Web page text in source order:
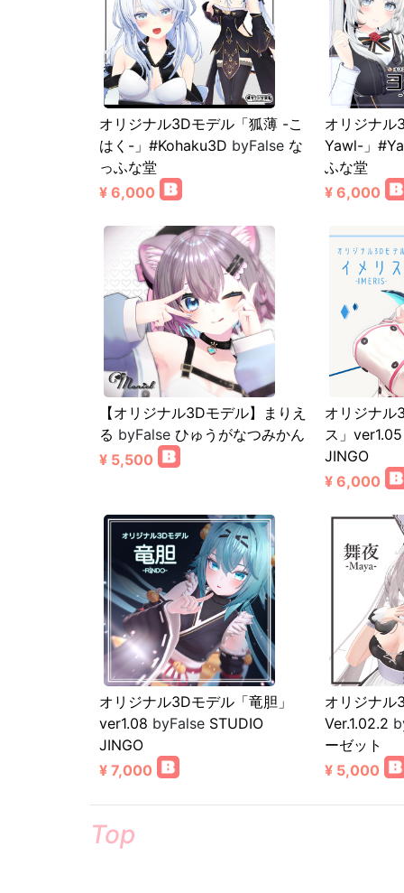
オリジナル3Dモデル「狐薄 -こ
はく-」#Kohaku3D byFalse な
っふな堂
¥ 6,000
オリジナル
Yawl-」
ふな堂
¥ 6,000
【オリジナル3Dモデル】まりえ
る byFalse ひゅうがなつみかん
¥ 5,500
オリジナル
ス」ver1.05
JINGO
¥ 6,000
オリジナル3Dモデル「竜胆」
ver1.08 byFalse STUDIO
JINGO
¥ 7,000
オリジナル
Ver.1.02.2
ーゼット
¥ 5,000
Top